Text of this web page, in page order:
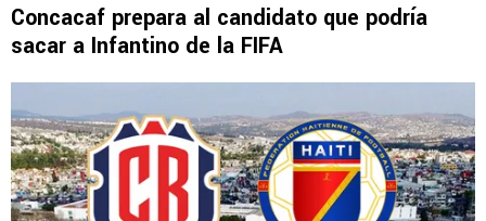
Concacaf prepara al candidato que podría
sacar a Infantino de la FIFA